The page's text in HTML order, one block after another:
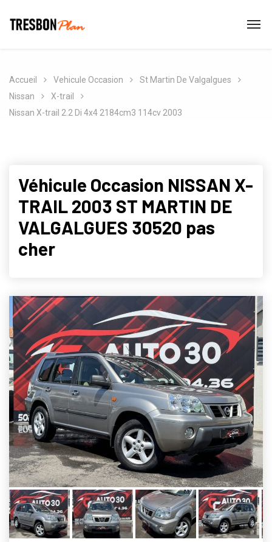
Accueil Vehicule Occasion
St Martin De Valgalgues
Nissan
X-trail
Nissan X-trail 2.2 Di 4x4 2184cm3 114cv 2003
Véhicule Occasion NISSAN X-
TRAIL 2003 ST MARTIN DE
VALGALGUES 30520 pas
cher